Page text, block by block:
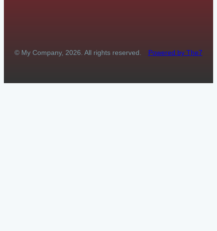
© My Company, 2026. All rights reserved. Powered by The7